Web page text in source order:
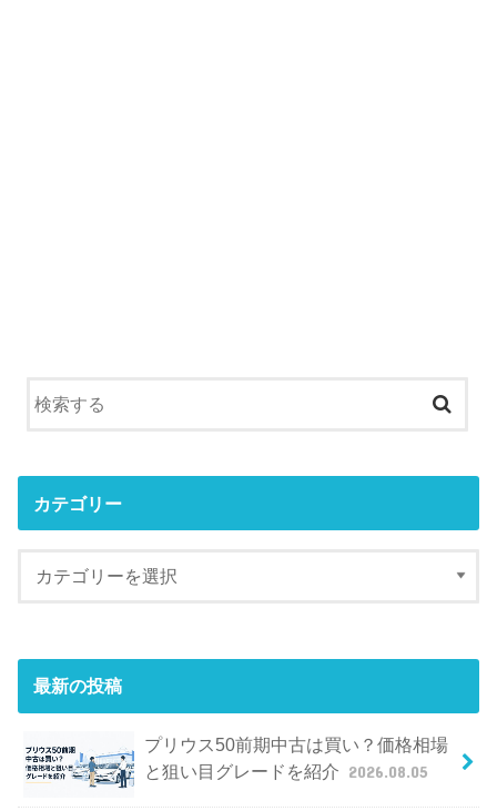
カテゴリー
最新の投稿
プリウス50前期中古は買い？価格相場
と狙い目グレードを紹介 2026.08.05